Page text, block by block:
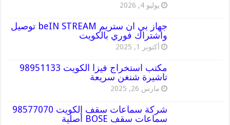
يوليو 4, 2026
جهاز بي ان ستريم beIN STREAM توصيل
واشتراك فوري بالكويت
أكتوبر 1, 2025
مكتب استخراج فيزا الكويت 98951133
تاشيرة شنغن سريعة
مارس 26, 2025
شركة سماعات سقف الكويت 98577070
سماعات سقف BOSE أصلية